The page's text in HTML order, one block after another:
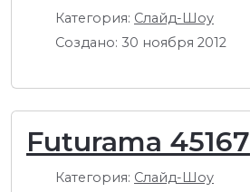
Категория: Слайд-Шоу
Создано: 30 ноября 2012
Futurama 45167
Категория: Слайд-Шоу